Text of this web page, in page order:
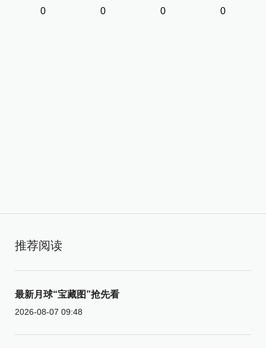
0 0 0 0
推荐阅读
最新月球“宝藏图”抢先看
2026-08-07 09:48